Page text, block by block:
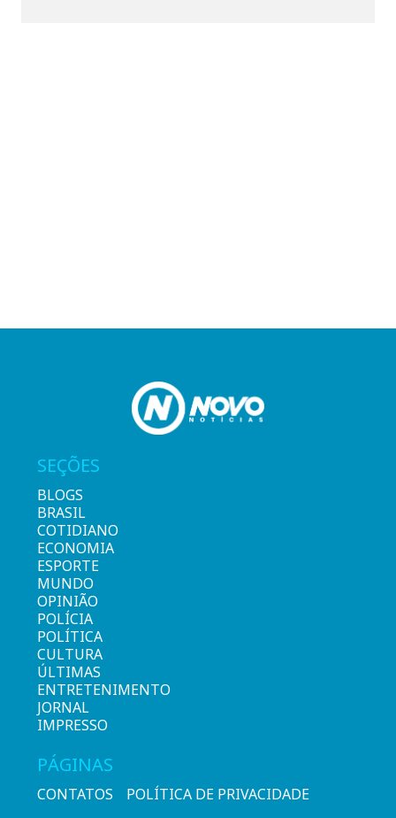
SEÇÕES
BLOGS
BRASIL
COTIDIANO
ECONOMIA
ESPORTE
MUNDO
OPINIÃO
POLÍCIA
POLÍTICA
CULTURA
ÚLTIMAS
ENTRETENIMENTO
JORNAL
IMPRESSO
PÁGINAS
CONTATOS POLÍTICA DE PRIVACIDADE